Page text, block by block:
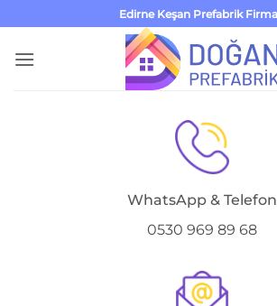
atla
Edirne Keşan Prefabrik
WhatsApp & Telefon
0530 969 89 68